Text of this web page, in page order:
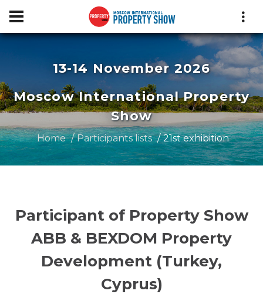
13-14 November 2026
Moscow International Property
Show
Home Participants lists 21st exhibition
Participant of Property Show
ABB & BEXDOM Property
Development (Turkey,
Cyprus)